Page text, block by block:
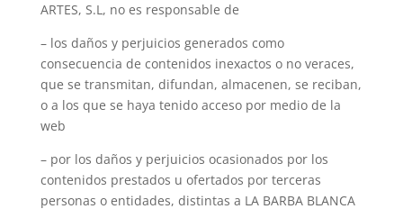
ARTES, S.L, no es responsable de
– los daños y perjuicios generados como
consecuencia de contenidos inexactos o no veraces,
que se transmitan, difundan, almacenen, se reciban,
o a los que se haya tenido acceso por medio de la
web
– por los daños y perjuicios ocasionados por los
contenidos prestados u ofertados por terceras
personas o entidades, distintas a LA BARBA BLANCA